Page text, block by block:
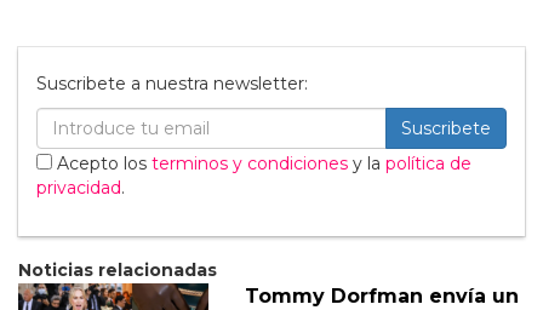
Suscribete a nuestra newsletter:
Suscribete
Acepto los terminos y condiciones y la política de
privacidad.
Noticias relacionadas
Tommy Dorfman envía un